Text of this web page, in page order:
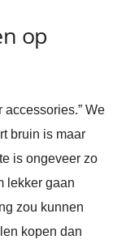
op
accessories.” We
bruin is maar
is ongeveer zo
lekker gaan
zou kunnen
kopen dan